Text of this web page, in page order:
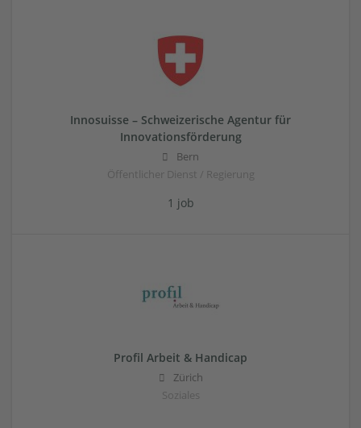
Innosuisse – Schweizerische Agentur für
Innovationsförderung
Bern
Öffentlicher Dienst / Regierung
1 job
Profil Arbeit & Handicap
Zürich
Soziales